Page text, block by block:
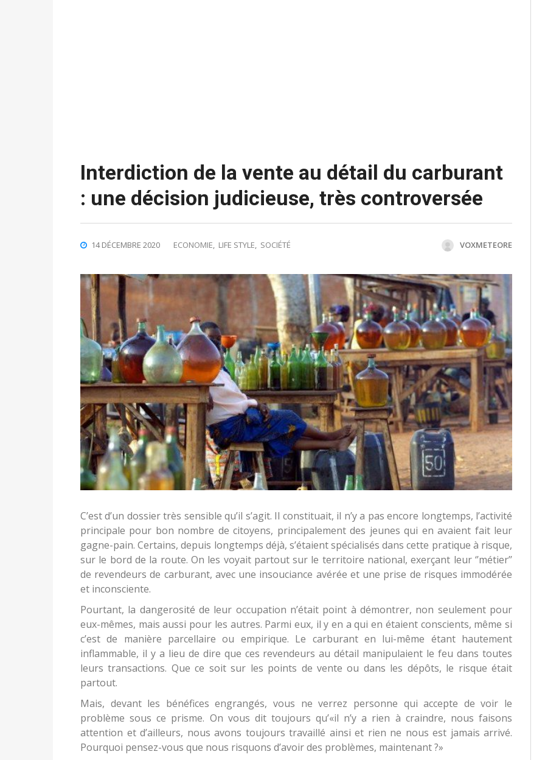
Interdiction de la vente au détail du carburant
: une décision judicieuse, très controversée
14 DÉCEMBRE 2020 ECONOMIE LIFE STYLE SOCIÉTÉ VOXMETEORE
C’est d’un dossier très sensible qu’il s’agit. Il constituait, il n’y a pas encore longtemps, l’activité
principale pour bon nombre de citoyens, principalement des jeunes qui en avaient fait leur
gagne-pain. Certains, depuis longtemps déjà, s’étaient spécialisés dans cette pratique à risque,
sur le bord de la route. On les voyait partout sur le territoire national, exerçant leur ‘’métier’’
de revendeurs de carburant, avec une insouciance avérée et une prise de risques immodérée
et inconsciente.
Pourtant, la dangerosité de leur occupation n’était point à démontrer, non seulement pour
eux-mêmes, mais aussi pour les autres. Parmi eux, il y en a qui en étaient conscients, même si
c’est de manière parcellaire ou empirique. Le carburant en lui-même étant hautement
inflammable, il y a lieu de dire que ces revendeurs au détail manipulaient le feu dans toutes
leurs transactions. Que ce soit sur les points de vente ou dans les dépôts, le risque était
partout.
Mais, devant les bénéfices engrangés, vous ne verrez personne qui accepte de voir le
problème sous ce prisme. On vous dit toujours qu’«il n’y a rien à craindre, nous faisons
attention et d’ailleurs, nous avons toujours travaillé ainsi et rien ne nous est jamais arrivé.
Pourquoi pensez-vous que nous risquons d’avoir des problèmes, maintenant ?»